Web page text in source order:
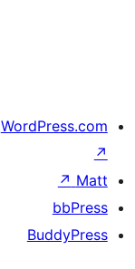
WordPress.com
↗
Matt
↗
bbPress
BuddyPress